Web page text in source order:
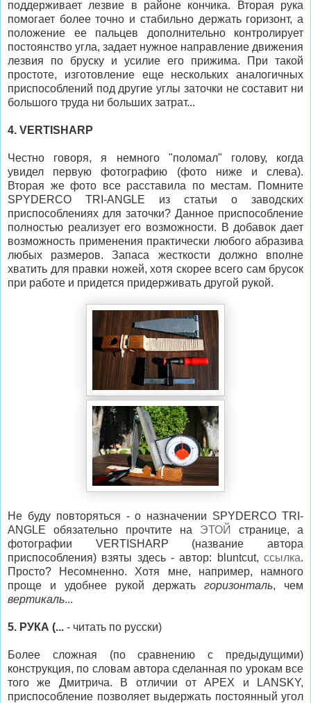
поддерживает лезвие в районе кончика. Вторая рука
помогает более точно и стабильно держать горизонт, а
положение ее пальцев дополнительно контролирует
постоянство угла, задает нужное направление движения
лезвия по бруску и усилие его прижима. При такой
простоте, изготовление еще нескольких аналогичных
приспособлений под другие углы заточки не составит ни
большого труда ни больших затрат...
4. VERTISHARP
Честно говоря, я немного "поломал" голову, когда
увидел первую фотографию (фото ниже и слева).
Вторая же фото все расставила по местам. Помните
SPYDERCO TRI-ANGLE из статьи о заводских
приспособлениях для заточки? Данное приспособление
полностью реализует его возможности. В добавок дает
возможность применения практически любого абразива
любых размеров. Запаса жесткости должно вполне
хватить для правки ножей, хотя скорее всего сам брусок
при работе и придется придерживать другой рукой.
Не буду повторяться - о назначении SPYDERCO TRI-
ANGLE обязательно прочтите на ЭТОЙ
странице, а
фотографии VERTISHARP (название автора
приспособления) взяты здесь - автор: bluntcut, ссылка.
Просто? Несомненно. Хотя мне, например, намного
проще и удобнее рукой держать горизонталь, чем
вертикаль...
5. РУКА (... - читать по русски)
Более сложная (по сравнению с предыдущими)
конструкция, по словам автора сделанная по урокам все
того же Дмитрича. В отличии от APEX и LANSKY,
приспособление позволяет выдержать постоянный угол